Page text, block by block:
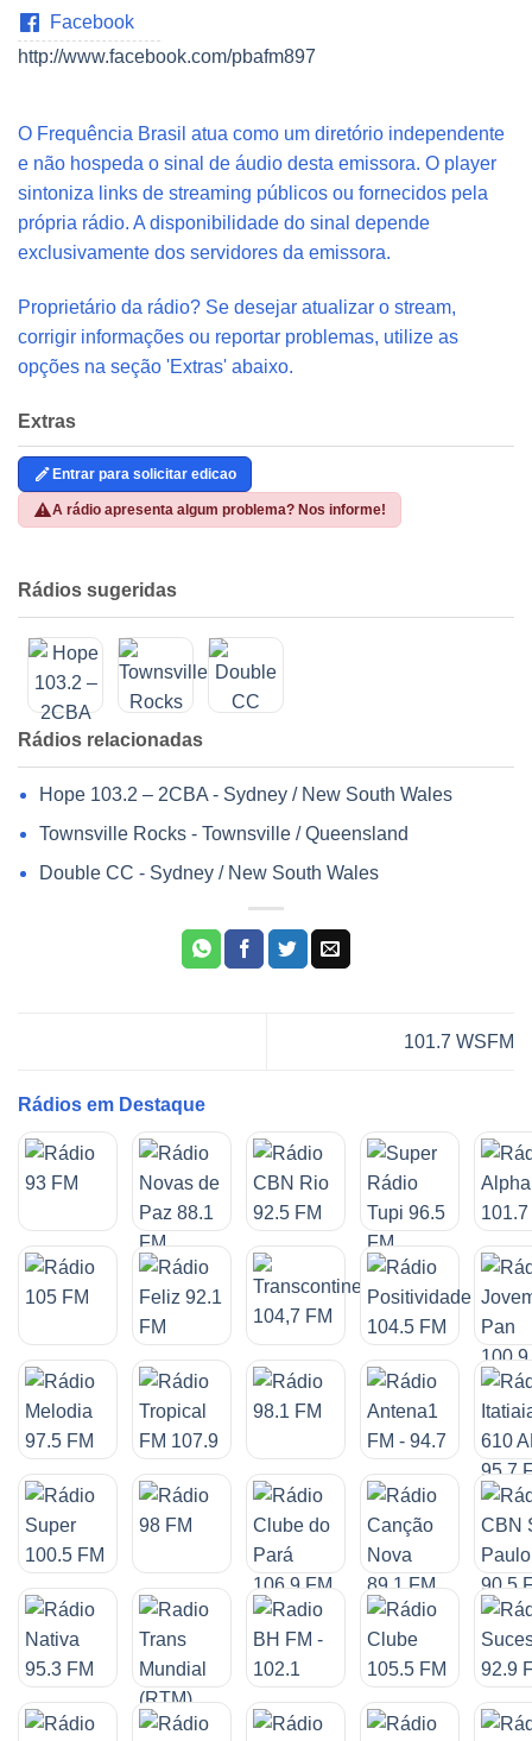
Facebook
http://www.facebook.com/pbafm897
O Frequência Brasil atua como um diretório independente
e não hospeda o sinal de áudio desta emissora. O player
sintoniza links de streaming públicos ou fornecidos pela
própria rádio. A disponibilidade do sinal depende
exclusivamente dos servidores da emissora.
Proprietário da rádio? Se desejar atualizar o stream,
corrigir informações ou reportar problemas, utilize as
opções na seção 'Extras' abaixo.
Extras
Entrar para solicitar edicao
A rádio apresenta algum problema? Nos informe!
Rádios sugeridas
Rádios relacionadas
Hope 103.2 – 2CBA - Sydney / New South Wales
Townsville Rocks - Townsville / Queensland
Double CC - Sydney / New South Wales
101.7 WSFM
Rádios em Destaque